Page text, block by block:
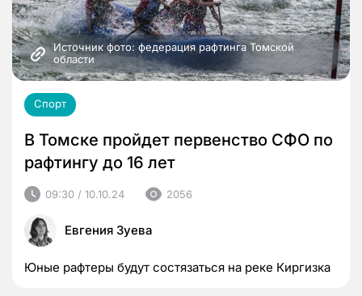
Источник фото: федерация рафтинга Томской
области
Спорт
В Томске пройдет первенство СФО по
рафтингу до 16 лет
09:30 / 10.10.24 2056
Евгения Зуева
Юные рафтеры будут состязаться на реке Киргизка